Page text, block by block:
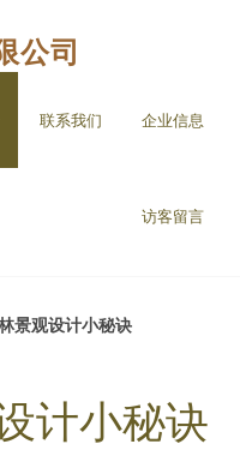
公司
联系我们 企业信息
访客留言
景观设计小秘诀
计小秘诀